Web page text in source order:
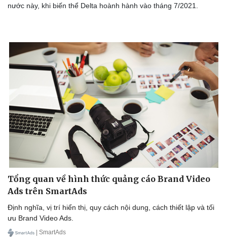
nước này, khi biến thể Delta hoành hành vào tháng 7/2021.
Tổng quan về hình thức quảng cáo Brand Video
Ads trên SmartAds
Định nghĩa, vị trí hiển thị, quy cách nội dung, cách thiết lập và tối
ưu Brand Video Ads.
| SmartAds